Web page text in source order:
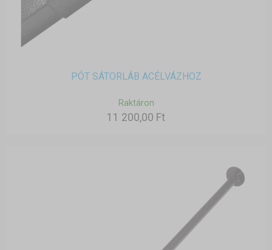
PÓT SÁTORLÁB ACÉLVÁZHOZ
Raktáron
11 200,00 Ft